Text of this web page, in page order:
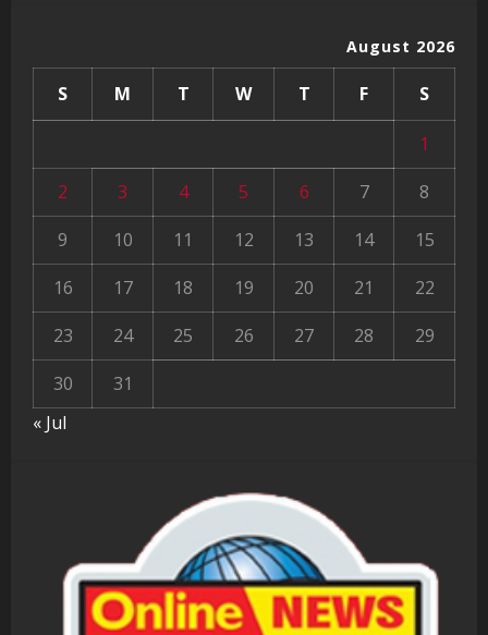
August 2026
S M T W T F S
1
2
3 4 5 6 7
8
9
10 11 12 13 14
15
16
17 18 19 20 21
22
23
24 25 26 27 28
29
30
31
« Jul